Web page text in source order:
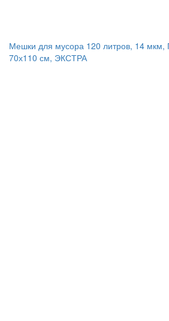
Мешки для мусора 120 литров, 14
70х110 см, ЭКСТРА